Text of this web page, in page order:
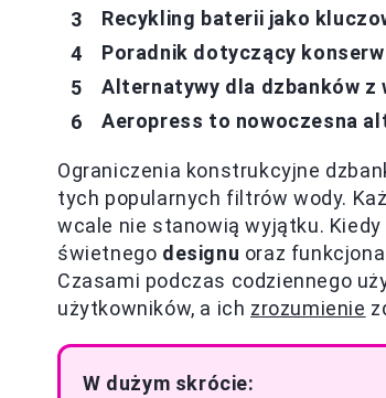
Recykling baterii jako
Poradnik dotyczący
Alternatywy dla dzbanków z
Aeropress to nowoczesna
Ograniczenia konstrukcyjne
tych popularnych filtrów wody.
wcale nie stanowią wyjątku.
świetnego designu oraz
Czasami podczas codziennego
użytkowników, a ich zrozumienie
W dużym skrócie: